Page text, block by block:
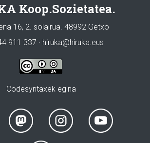
Koop.Sozietatea.
16, 2. solairua. 48992 Getxo
911 337 · hiruka@hiruka.eus
Codesyntaxek egina